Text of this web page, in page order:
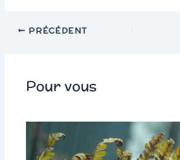
PRÉCÉDENT
Pour vous